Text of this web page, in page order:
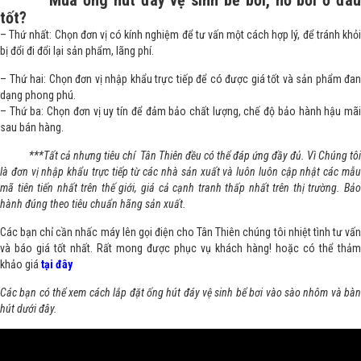
tốt?
– Thứ nhất: Chọn đơn vị có kính nghiệm để tư vấn một cách hợp lý, để tránh khỏi
bị đổi đi đổi lại sản phẩm, lãng phí.
– Thứ hai: Chọn đơn vị nhập khẩu trực tiếp để có được giá tốt và sản phẩm đan
dạng phong phú.
– Thứ ba: Chọn đơn vị uy tín để đảm bảo chất lượng, chế độ bảo hành hậu mãi
sau bán hàng.
***Tất cả nhưng tiêu chí Tân Thiên đều có thể đáp ứng đầy đủ. Vì Chúng tôi
là đơn vị nhập khẩu trực tiếp từ các nhà sản xuất và luôn luôn cập nhật các mẫu
mã tiên tiến nhất trên thế giới, giá cả cạnh tranh thấp nhất trên thị trường. Bảo
hành đúng theo tiêu chuẩn hãng sản xuất.
Các bạn chỉ cần nhấc máy lên gọi điện cho Tân Thiên chúng tôi nhiệt tình tư vấn
và báo giá tốt nhất. Rất mong được phục vụ khách hàng! hoặc có thể thảm
khảo giá tại đây
Các bạn có thể xem cách lắp đặt ống hút đáy vệ sinh bể bơi vào sào nhôm và bàn
hút dưới đây.